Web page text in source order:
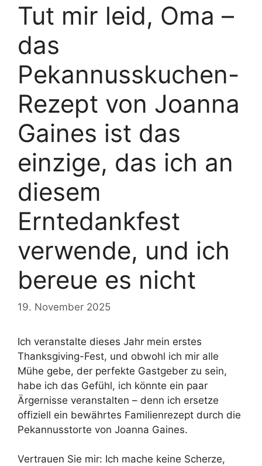
Tut mir leid, Oma –
das
Pekannusskuchen-
Rezept von Joanna
Gaines ist das
einzige, das ich an
diesem
Erntedankfest
verwende, und ich
bereue es nicht
19. November 2025
Ich veranstalte dieses Jahr mein erstes
Thanksgiving-Fest, und obwohl ich mir alle
Mühe gebe, der perfekte Gastgeber zu sein,
habe ich das Gefühl, ich könnte ein paar
Ärgernisse veranstalten – denn ich ersetze
offiziell ein bewährtes Familienrezept durch die
Pekannusstorte von Joanna Gaines.
Vertrauen Sie mir: Ich mache keine Scherze,